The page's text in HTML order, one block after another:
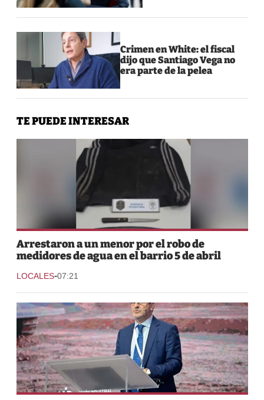
Crimen en White: el fiscal
dijo que Santiago Vega no
era parte de la pelea
TE PUEDE INTERESAR
Arrestaron a un menor por el robo de
medidores de agua en el barrio 5 de abril
LOCALES-07:21